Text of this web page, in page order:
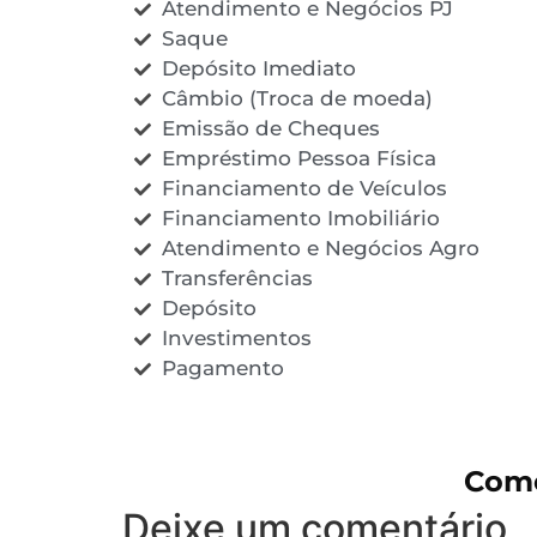
Atendimento e Negócios PJ
Saque
Depósito Imediato
Câmbio (Troca de moeda)
Emissão de Cheques
Empréstimo Pessoa Física
Financiamento de Veículos
Financiamento Imobiliário
Atendimento e Negócios Agro
Transferências
Depósito
Investimentos
Pagamento